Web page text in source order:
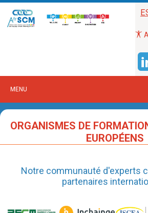
MENU
ORGANISMES DE
EUROPÉENS
Notre communauté d'experts
partenaires